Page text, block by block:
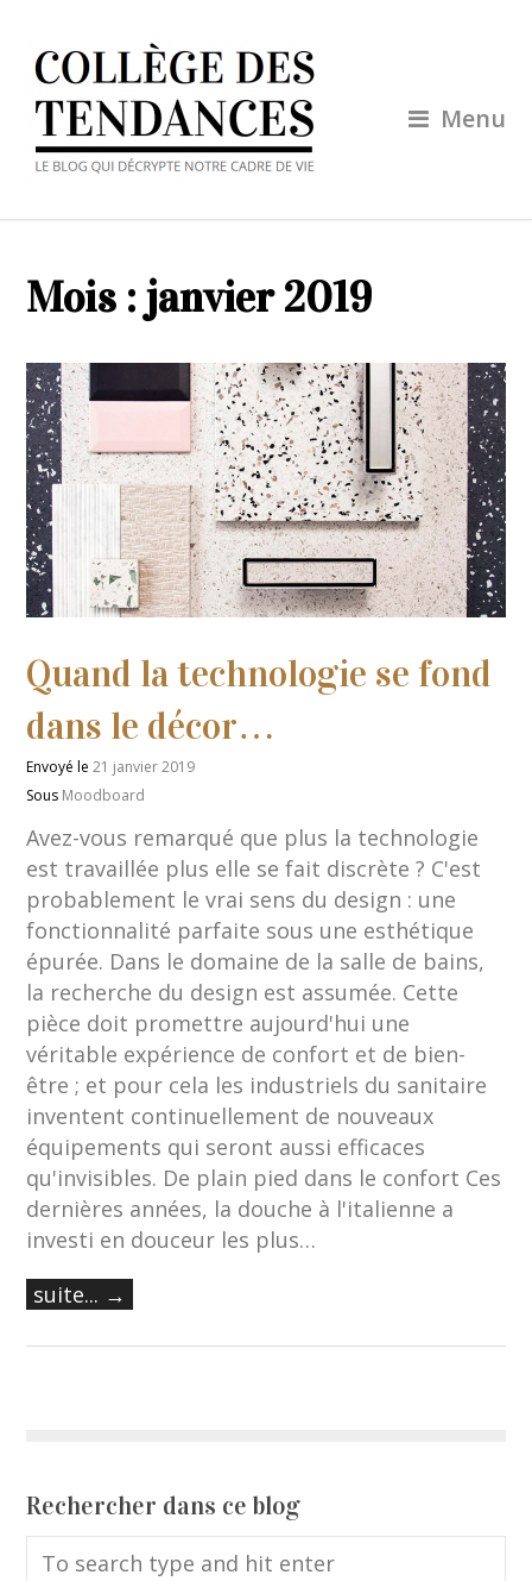
Menu
Mois :janvier 2019
Quand la technologie se fond
dans le décor…
Envoyé le21 janvier 2019
Sous Moodboard
Avez-vous remarqué que plus la technologie
est travaillée plus elle se fait discrète ? C'est
probablement le vrai sens du design : une
fonctionnalité parfaite sous une esthétique
épurée. Dans le domaine de la salle de bains,
la recherche du design est assumée. Cette
pièce doit promettre aujourd'hui une
véritable expérience de confort et de bien-
être ; et pour cela les industriels du sanitaire
inventent continuellement de nouveaux
équipements qui seront aussi efficaces
qu'invisibles. De plain pied dans le confort Ces
dernières années, la douche à l'italienne a
investi en douceur les plus…
suite... →
Rechercher dans ce blog